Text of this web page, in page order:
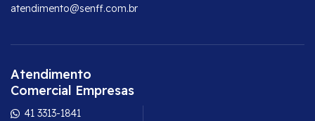
atendimento@senff.com.br
Atendimento
Comercial Empresas
41 3313-1841